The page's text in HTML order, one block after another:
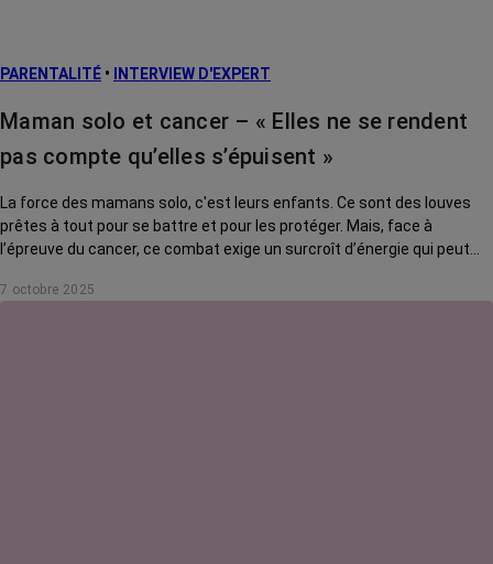
PARENTALITÉ • INTERVIEW D'EXPERT
Maman solo et cancer – « Elles ne se rendent
pas compte qu’elles s’épuisent »
La force des mamans solo, c'est leurs enfants. Ce sont des louves
prêtes à tout pour se battre et pour les protéger. Mais, face à
l’épreuve du cancer, ce combat exige un surcroît d’énergie qui peut
a posé la question à Giacomo Di Falco, psycho-oncologue au CHU de
7 octobre 2025